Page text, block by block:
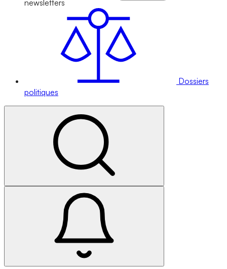
newsletters
Dossiers
politiques